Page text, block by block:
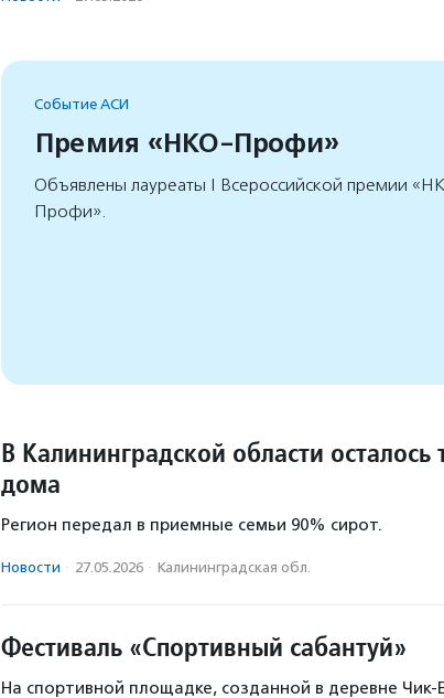
Событие АСИ
Премия «НКО-Профи»
Объявлены лауреаты I Всероссийской премии
Профи».
В Калининградской области осталось
дома
Регион передал в приемные семьи 90% сирот.
Новости · 27.05.2026 · Калининградская обл.
Фестиваль «Спортивный сабантуй»
На спортивной площадке, созданной в деревне Чик-